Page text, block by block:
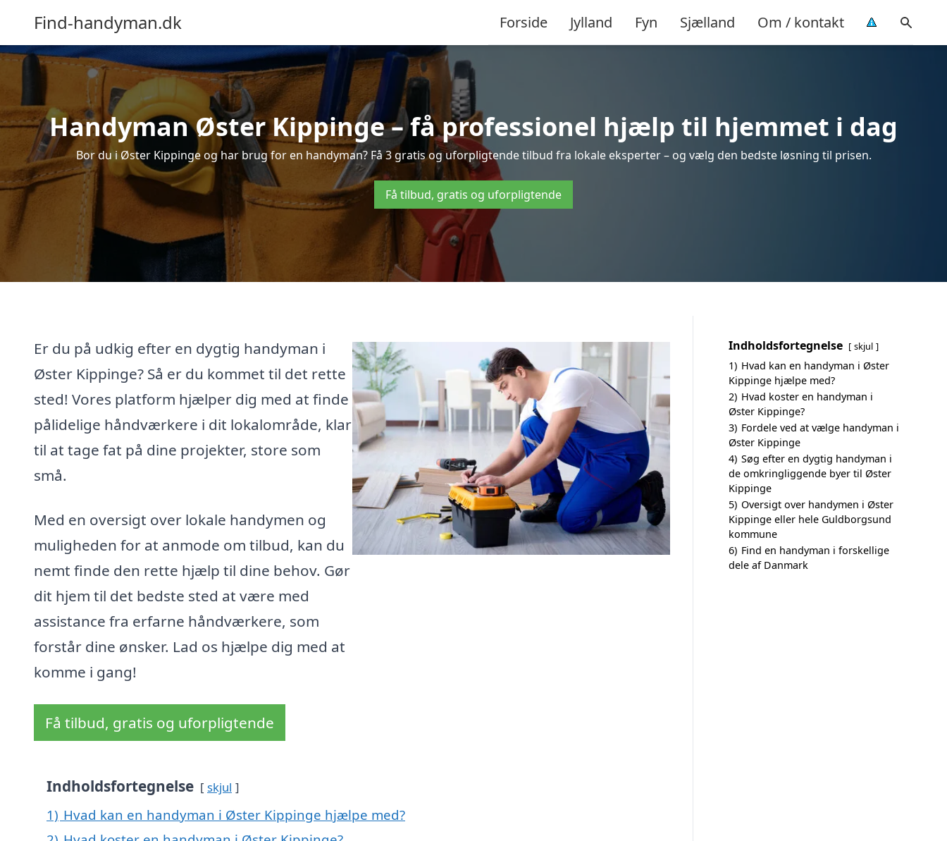
Find-handyman.dk Forside Jylland Fyn Sjælland Om / kontakt
Handyman Øster Kippinge – få professionel hjælp til hjemmet i dag
Bor du i Øster Kippinge og har brug for en handyman? Få 3 gratis og uforpligtende tilbud fra lokale eksperter – og vælg den bedste løsning til prisen.
Få tilbud, gratis og uforpligtende
Er du på udkig efter en dygtig handyman i
Øster Kippinge? Så er du kommet til det rette
sted! Vores platform hjælper dig med at finde
pålidelige håndværkere i dit lokalområde, klar
til at tage fat på dine projekter, store som
små.
Med en oversigt over lokale handymen og
muligheden for at anmode om tilbud, kan du
nemt finde den rette hjælp til dine behov. Gør
dit hjem til det bedste sted at være med
assistance fra erfarne håndværkere, som
forstår dine ønsker. Lad os hjælpe dig med at
komme i gang!
Få tilbud, gratis og uforpligtende
Indholdsfortegnelse skjul
1) Hvad kan en handyman i Øster Kippinge hjælpe med?
Indholdsfortegnelse skjul
1) Hvad kan en handyman i Øster
Kippinge hjælpe med?
2) Hvad koster en handyman i
Øster Kippinge?
3) Fordele ved at vælge handyman i
Øster Kippinge
4) Søg efter en dygtig handyman i
de omkringliggende byer til Øster
Kippinge
5) Oversigt over handymen i Øster
Kippinge eller hele Guldborgsund
kommune
6) Find en handyman i forskellige
dele af Danmark